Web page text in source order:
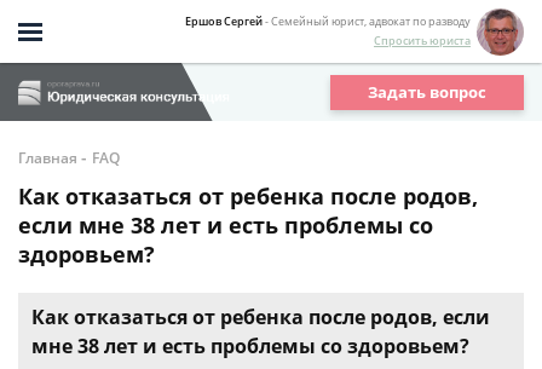
Ершов Сергей- Семейный юрист, адвокат по разводу
Спросить юриста
Задать вопрос
Главная - FAQ
Как отказаться от ребенка после родов,
если мне 38 лет и есть проблемы со
здоровьем?
Как отказаться от ребенка после родов, если
мне 38 лет и есть проблемы со здоровьем?